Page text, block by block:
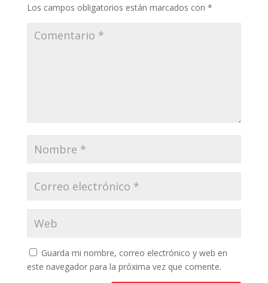
Los campos obligatorios están marcados con *
Guarda mi nombre, correo electrónico y web en
este navegador para la próxima vez que comente.